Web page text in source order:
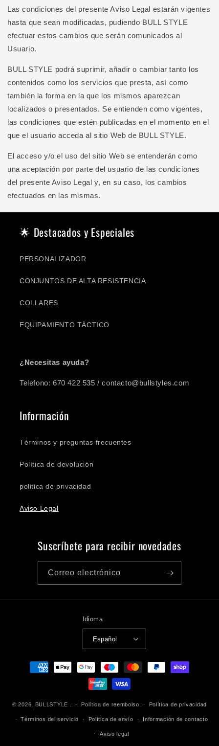
Las condiciones del presente Aviso Legal estarán vigentes
hasta que sean modificadas, pudiendo BULL STYLE
efectuar estos cambios que serán comunicados al
Usuario.
BULL STYLE podrá suprimir, añadir o cambiar tanto los
contenidos como los servicios que presta, así como
también la forma en la que los mismos aparezcan
localizados o presentados. Se entienden como vigentes,
las condiciones que estén publicadas en el momento en el
que el usuario acceda al sitio Web de BULL STYLE.
El acceso y/o el uso del sitio Web se entenderán como
una aceptación por parte del usuario de las condiciones
del presente Aviso Legal y, en su caso, los cambios
efectuados en las mismas.
🌟 Destacados y Especiales
PERSONALIZADOR
CONJUNTOS DE ALTA RESISTENCIA
COLLARES
EQUIPAMIENTO TÁCTICO
¿Necesitas ayuda?
Telefono: 670 422 535 / contacto@bullstyles.com
Información
Términos y preguntas frecuentes
Política de devolución
politica de privacidad
Aviso Legal
Suscríbete para recibir novedades
Correo electrónico
Idioma
Español
Formas
© 2026, BULLSTYLE Política de reembolso Política de privacidad
Términos del servicio Política de envío Información de contacto
Aviso legal